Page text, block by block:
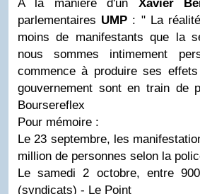
A la manière d'un Xavier
parlementaires UMP : " La
moins de manifestants que la
nous sommes intimement
commence à produire ses
gouvernement sont en train de
Boursereflex
Pour mémoire :
Le 23 septembre, les
million de personnes selon la
Le samedi 2 octobre, entre
(syndicats) - Le Point